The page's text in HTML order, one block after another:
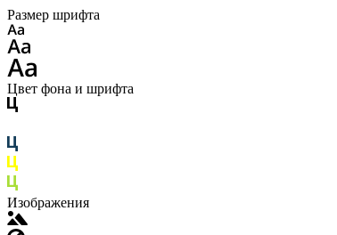
Размер шрифта
Цвет фона и шрифта
Изображения